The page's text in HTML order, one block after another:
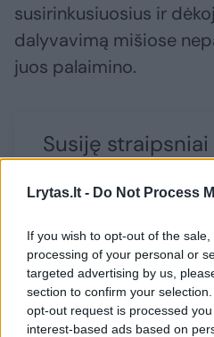
Lrytas.lt - Do Not Process
If you wish to opt-out of the
processing of your personal or
targeted advertising by us,
section to confirm your
opt-out request is processed
interest-based ads based on
susirinkusiuosius ir
dalyvavimą mišiose
juos palaimino.
Susiję straipsniai